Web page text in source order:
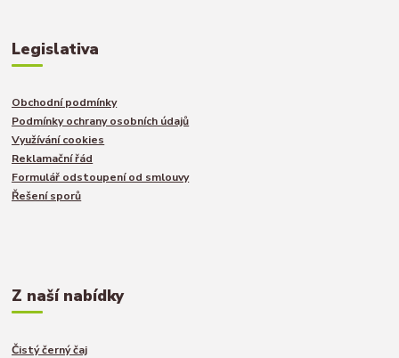
Legislativa
Obchodní podmínky
Podmínky ochrany osobních údajů
Využívání cookies
Reklamační řád
Formulář odstoupení od smlouvy
Řešení sporů
Z naší nabídky
Čistý černý čaj